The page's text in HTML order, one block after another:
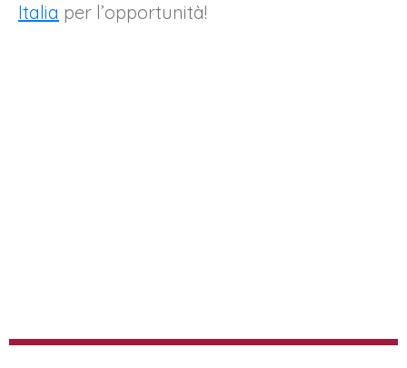
Italia per l’opportunità!